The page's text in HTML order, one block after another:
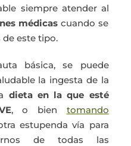
siempre atender al
médicascuando se
este tipo.
básica, se puede
la ingesta de la
dieta en la que esté
, o bien
tomando
estupenda vía para
de todas las